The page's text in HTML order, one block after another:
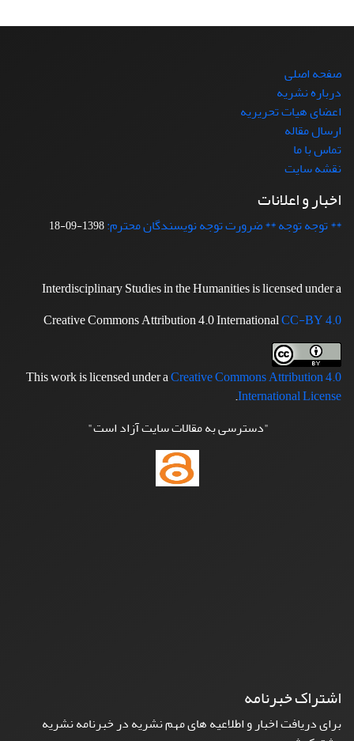
صفحه اصلی
درباره نشریه
اعضای هیات تحریریه
ارسال مقاله
تماس با ما
نقشه سایت
اخبار و اعلانات
** توجه توجه ** ضرورت توجه نویسندگان محترم:1398-09-18
Interdisciplinary Studies in the Humanities is licensed under a
Creative Commons Attribution 4.0 InternationalCC-BY 4.0
This work is licensed under aCreative Commons Attribution 4.0
International License
.
"دسترسی به مقالات سایت آزاد است"
اشتراک خبرنامه
برای دریافت اخبار و اطلاعیه های مهم نشریه در خبرنامه نشریه